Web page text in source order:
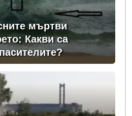
мъртви
Какви са